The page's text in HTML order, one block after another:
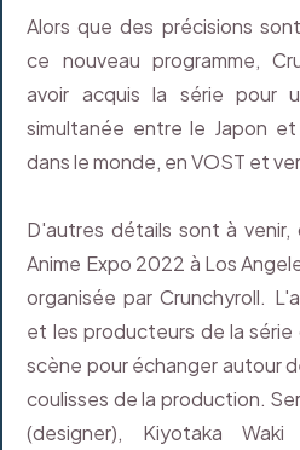
Alors que des précisions
ce nouveau programme,
avoir acquis la série pour
simultanée entre le Japon
dans le monde, en VOST et
D'autres détails sont à
Anime Expo 2022 à Los
organisée par Crunchyroll.
et les producteurs de la
scène pour échanger autour
coulisses de la production.
(designer), Kiyotaka Waki